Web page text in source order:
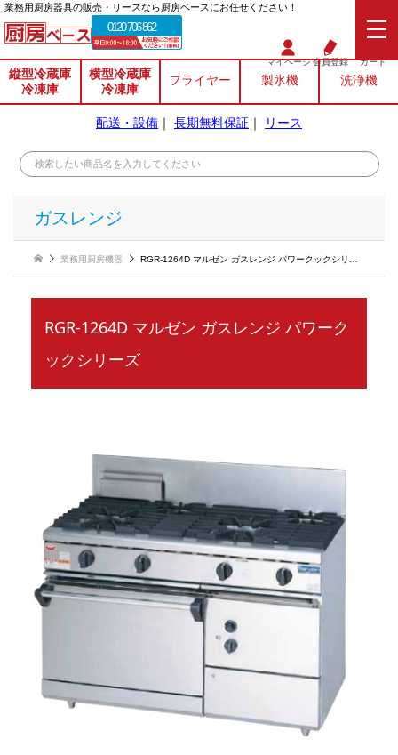
業務⽤厨房器具の販売・リースなら厨房ベースにお任せください！
0120-706-862
マイページ会員登録 カート
縦型冷蔵庫
冷凍庫
横型冷蔵庫
冷凍庫
フライヤー 製氷機 洗浄機
配送・設備 ｜ 長期無料保証 ｜ リース
ガスレンジ
業務用厨房機器 RGR-1264D マルゼン ガスレンジ パワークックシリーズ
RGR-1264D マルゼン ガスレンジ パワーク
ックシリーズ